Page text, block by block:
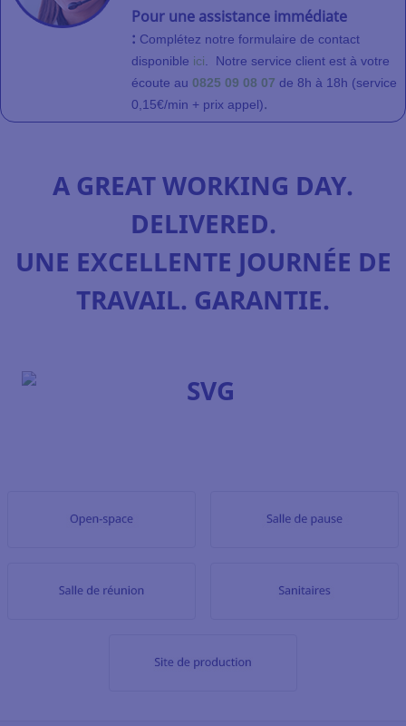
Pour une assistance immédiate
: Complétez notre formulaire de contact
disponible ici Notre service client est à votre
écoute au 0825 09 08 07 de 8h à 18h (service
0,15€/min + prix appel).
A GREAT WORKING DAY.
DELIVERED.
UNE EXCELLENTE JOURNÉE DE
TRAVAIL. GARANTIE.